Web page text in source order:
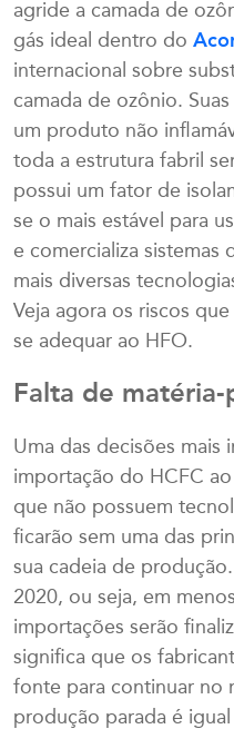
agride a camada de
gás ideal dentro do
internacional sobre
camada de ozônio.
um produto não
toda a estrutura fabril
possui um fator de
se o mais estável para
e comercializa sistemas
mais diversas
Veja agora os riscos
se adequar ao HFO.
Falta de matéria-
Uma das decisões mais
importação do HCFC
que não possuem
ficarão sem uma das
sua cadeia de
2020, ou seja, em
importações serão
significa que os
fonte para continuar no
produção parada é